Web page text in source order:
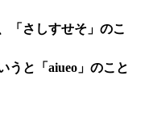
「さしすせそ」のこ
うと「aiueo」のこと